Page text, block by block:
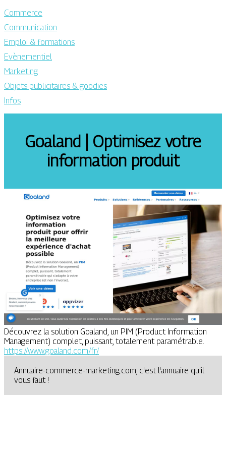
Commerce
Communication
Emploi & formations
Evènementiel
Marketing
Objets publicitaires & goodies
Infos
Goaland | Optimisez votre
information produit
Découvrez la solution Goaland, un PIM (Product Information
Management) complet, puissant, totalement paramétrable.
https://www.goaland.com/fr/
Annuaire-commerce-marketing.com, c'est l'annuaire qu'il
vous faut !